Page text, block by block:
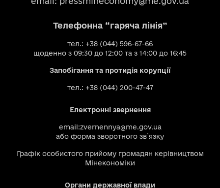
Телефонна “гаряча лінія”
тел.: +38 (044) 596-67-66
щоденно з 09:30 до 12:00 та з 14:00 до 16:45
Запобігання та протидія корупції
тел.: +38 (044) 200-47-47
Електронні звернення
email:zvernennya@me.gov.ua
або форма зворотного зв`язку
Графік особистого прийому громадян керівництвом
Мінекономіки
Органи державної влади